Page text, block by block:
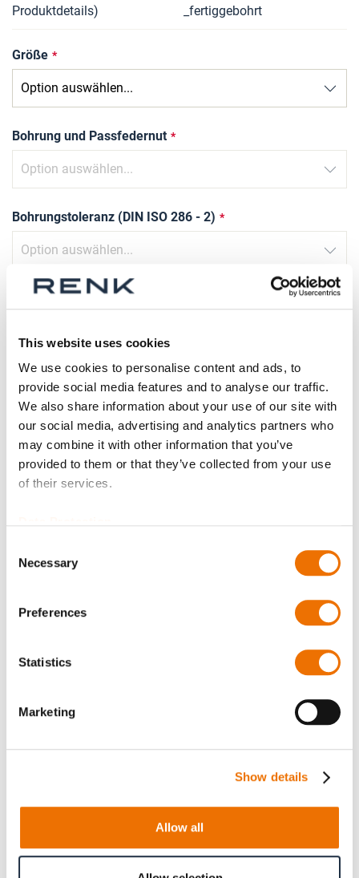
This website uses cookies
We use cookies to personalise content and ads, to
provide social media features and to analyse our traffic.
We also share information about your use of our site with
our social media, advertising and analytics partners who
may combine it with other information that you’ve
provided to them or that they’ve collected from your use
of their services.
Selection
Necessary
Preferences
Statistics
Marketing
Show details
Allow all
Produktdetails)
_fertiggebohrt
Größe
Bohrung und Passfedernut
Bohrungstoleranz (DIN ISO 286 - 2)
Nutbreite Toleranz
Wuchtgüte
Zeugnisse?
Geben Sie hier eine Zahl mit höchstens zwei Nachkommastellen
an.
Bohrungsdurchmesser Nabe B (in mm)
Geben Sie hier eine Zahl mit höchstens zwei Nachkommastellen